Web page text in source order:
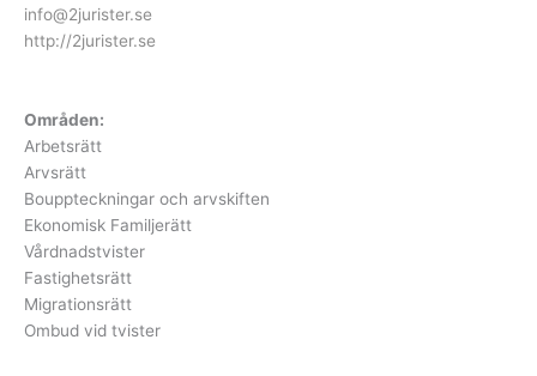
info@2jurister.se
http://2jurister.se
Områden:
Arbetsrätt
Arvsrätt
Bouppteckningar och arvskiften
Ekonomisk Familjerätt
Vårdnadstvister
Fastighetsrätt
Migrationsrätt
Ombud vid tvister